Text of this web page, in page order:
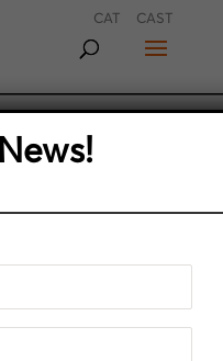
CAT CAST
NOU
MODEL DE
EN
de la Fundació
i el seu impacte
de Barcelona